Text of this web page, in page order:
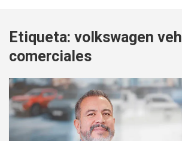
Etiqueta: volkswagen
comerciales